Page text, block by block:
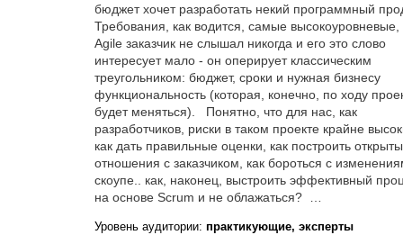
бюджет хочет разработать некий программный
Требования, как водится, самые высокоуровневые,
Agile заказчик не слышал никогда и его это слово
интересует мало - он оперирует классическим
треугольником: бюджет, сроки и нужная бизнесу
функциональность (которая, конечно, по ходу
будет меняться). Понятно, что для нас, как
разработчиков, риски в таком проекте крайне
как дать правильные оценки, как построить
отношения с заказчиком, как бороться с
скоупе.. как, наконец, выстроить эффективный
на основе Scrum и не облажаться? …
Уровень аудитории:практикующие, эксперты